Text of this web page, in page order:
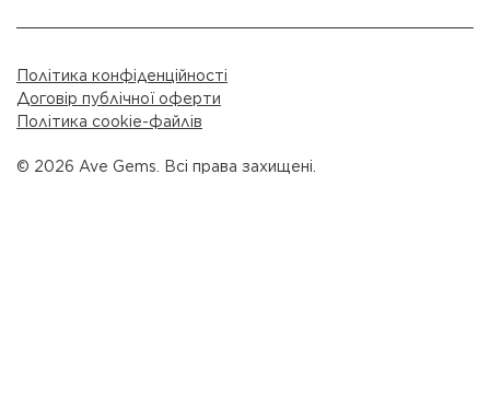
© 2026 Ave Gems. Всі права захищені.
Політика конфіденційності
Договір публічної оферти
Політика cookie-файлів